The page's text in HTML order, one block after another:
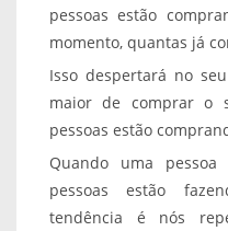
pessoas estão
momento, quantas já
Isso despertará no
maior de comprar o
pessoas estão
Quando uma
pessoas estão
tendência é nós